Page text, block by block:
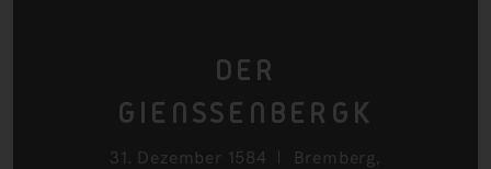
DER
GIENSSENBERGK
31. Dezember 1584 Bremberg,